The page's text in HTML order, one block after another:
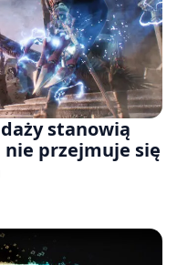
stanowią
nie przejmuje się